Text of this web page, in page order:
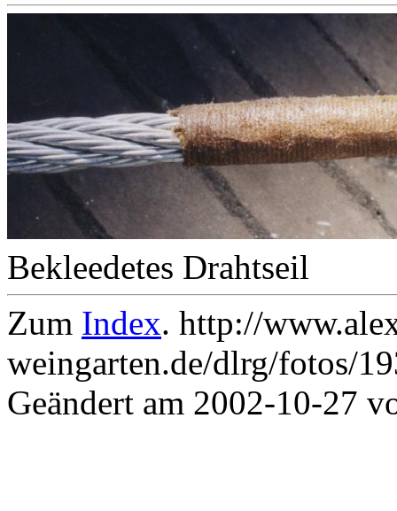
Bekleedetes Drahtseil
Zum Index. http://
weingarten.de/dlrg/fotos/
Geändert am 2002-10-27